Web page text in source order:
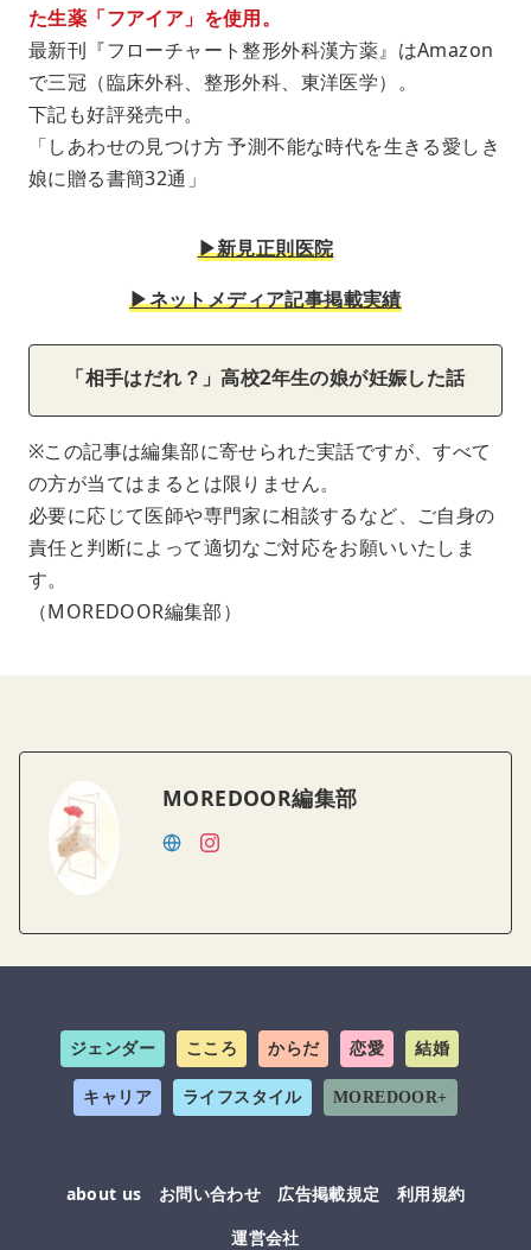
た生薬「フアイア」を使用。
最新刊『フローチャート整形外科漢方薬』はAmazon
で三冠（臨床外科、整形外科、東洋医学）。
下記も好評発売中。
「しあわせの見つけ方 予測不能な時代を生きる愛しき
娘に贈る書簡32通」
▶︎新見正則医院
▶︎ネットメディア記事掲載実績
「相手はだれ？」高校2年生の娘が妊娠した話
※この記事は編集部に寄せられた実話ですが、すべて
の方が当てはまるとは限りません。
必要に応じて医師や専門家に相談するなど、ご自身の
責任と判断によって適切なご対応をお願いいたしま
す。
（MOREDOOR編集部）
MOREDOOR編集部
ジェンダー こころ からだ 恋愛 結婚
キャリア ライフスタイル MOREDOOR+
about us お問い合わせ 広告掲載規定
利用規約
運営会社